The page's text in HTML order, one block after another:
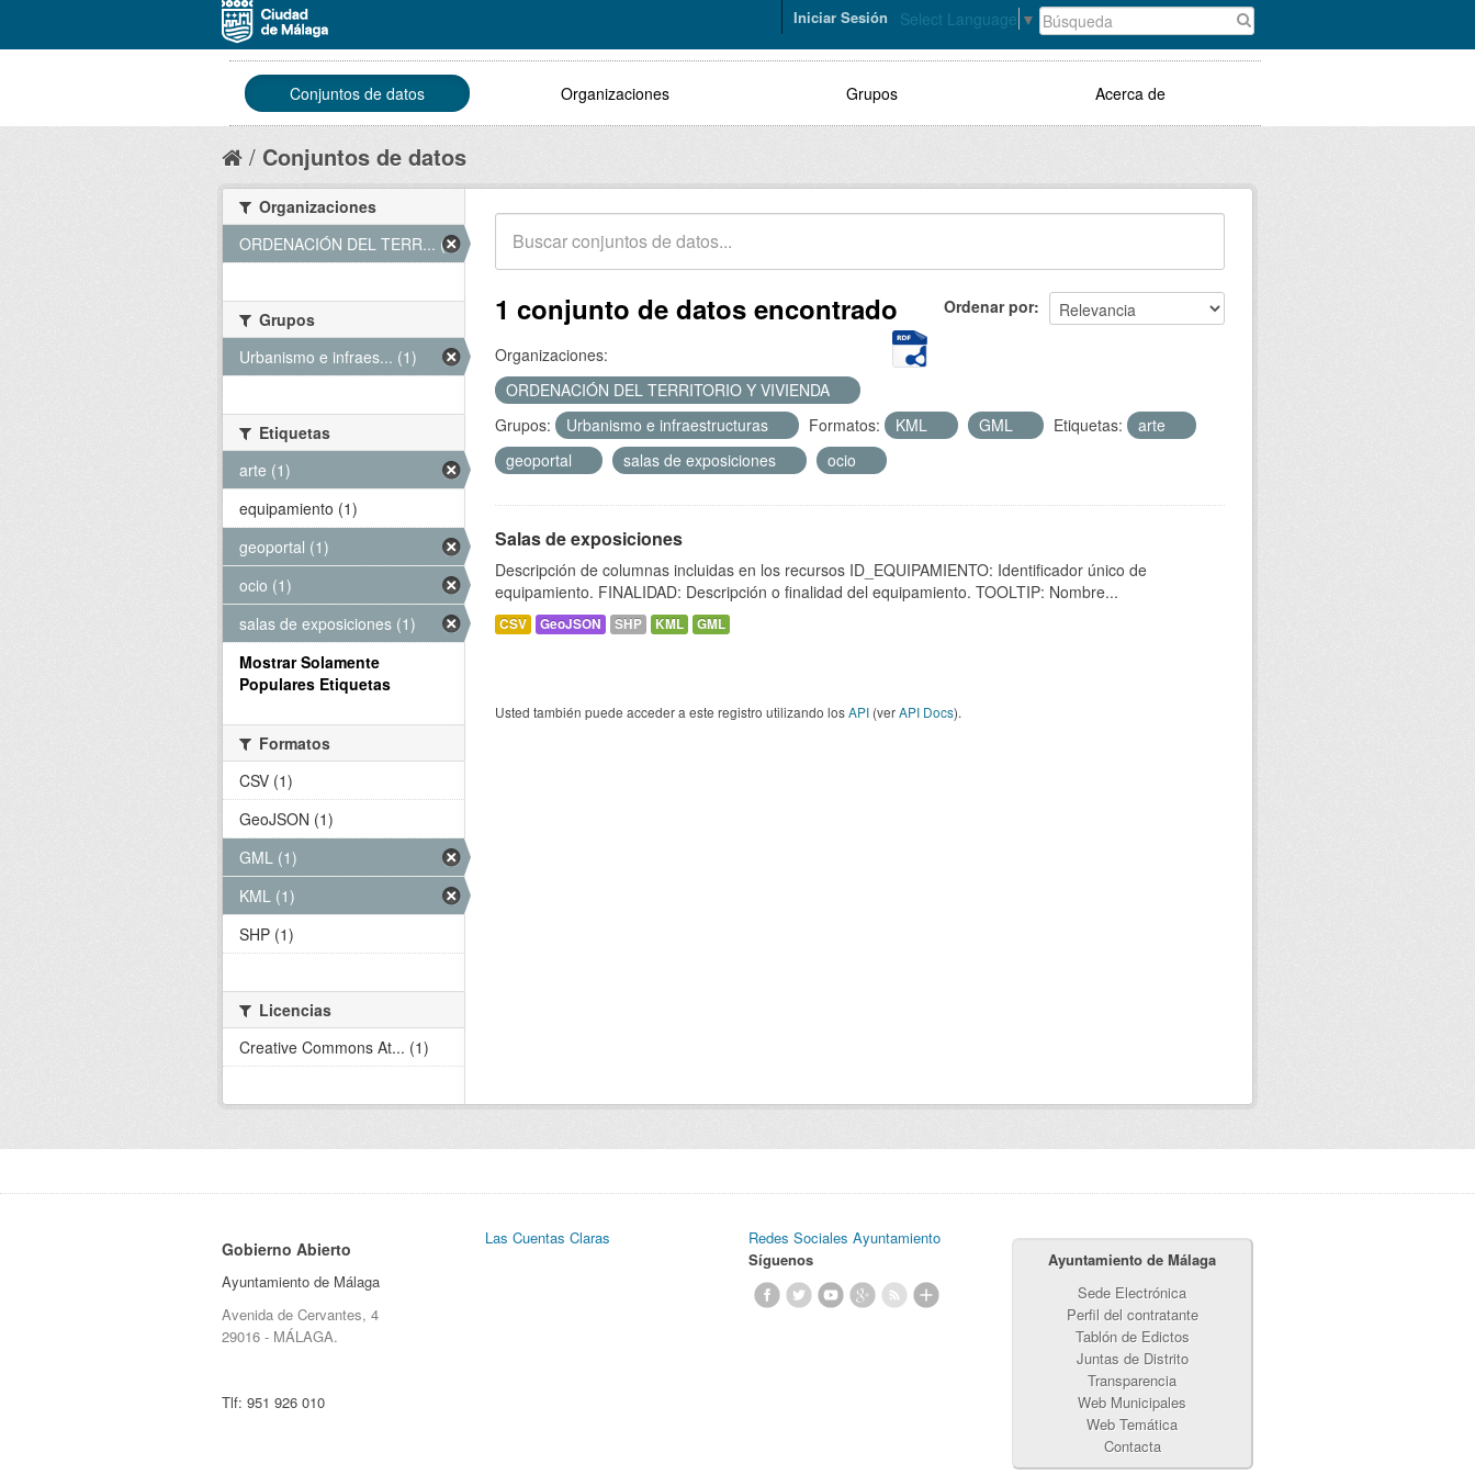
Select Language ▼
Iniciar Sesión
Conjuntos de datos Organizaciones Grupos Acerca de
Conjuntos de datos
Ordenar por
1 conjunto de datos encontrado
Organizaciones:
ORDENACIÓN DEL TERRITORIO Y VIVIENDA
Grupos:
Urbanismo e infraestructuras Formatos: KML GML Etiquetas:
arte
geoportal
salas de exposiciones ocio
Salas de exposiciones
Descripción de columnas incluidas en los recursos ID_EQUIPAMIENTO: Identificador único de
equipamiento. FINALIDAD: Descripción o finalidad del equipamiento. TOOLTIP: Nombre...
CSV GeoJSON SHP KML GML
Usted también puede acceder a este registro utilizando losAPI (verAPI Docs).
Organizaciones
ORDENACIÓN DEL TERR... (1)
Grupos
Urbanismo e infraes... (1)
Etiquetas
arte (1)
equipamiento (1)
geoportal (1)
ocio (1)
salas de exposiciones (1)
Mostrar Solamente
Populares Etiquetas
Formatos
CSV (1)
GeoJSON (1)
GML (1)
KML (1)
SHP (1)
Licencias
Creative Commons At... (1)
Gobierno Abierto
Ayuntamiento de Málaga
Avenida de Cervantes, 4
29016 - MÁLAGA.
Tlf: 951 926 010
Las Cuentas Claras
Redes Sociales Ayuntamiento
Síguenos
Ayuntamiento de Málaga
Sede Electrónica
Perfil del contratante
Tablón de Edictos
Juntas de Distrito
Transparencia
Web Municipales
Web Temática
Contacta